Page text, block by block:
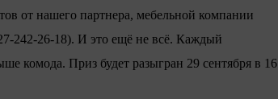
от нашего партнера, мебельной компании
242-26-18). И это ещё не всё. Каждый
комода. Приз будет разыгран 29 сентября в 16